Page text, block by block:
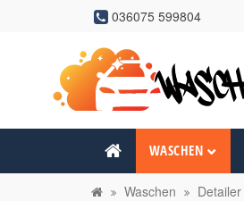
036075 599804
WASCHEN
Waschen Detailer